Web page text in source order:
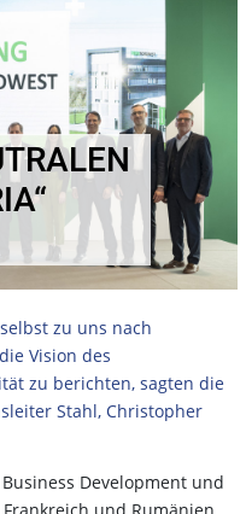
zu uns nach
Vision des
zu berichten, sagten die
Stahl, Christopher
Development und